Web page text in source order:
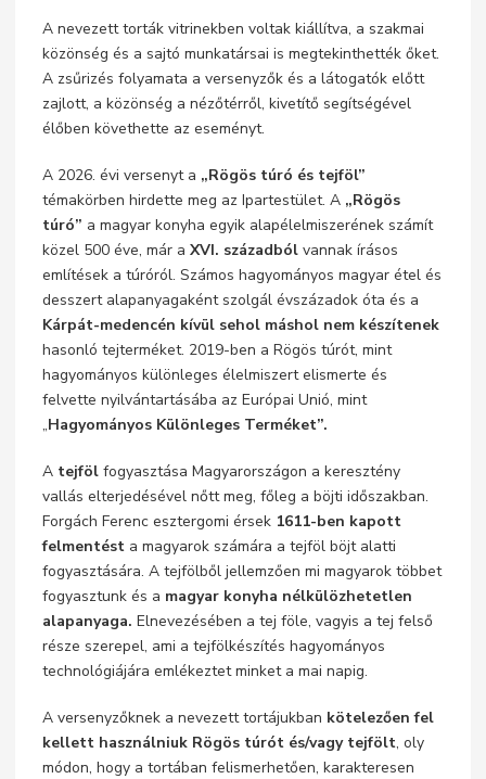
A nevezett torták vitrinekben voltak kiállítva, a szakmai
közönség és a sajtó munkatársai is megtekinthették őket.
A zsűrizés folyamata a versenyzők és a látogatók előtt
zajlott, a közönség a nézőtérről, kivetítő segítségével
élőben követhette az eseményt.
A 2026. évi versenyt a „Rögös túró és tejföl”
témakörben hirdette meg az Ipartestület. A „Rögös
túró” a magyar konyha egyik alapélelmiszerének számít
közel 500 éve, már aXVI. századból vannak írásos
említések a túróról. Számos hagyományos magyar étel és
desszert alapanyagaként szolgál évszázadok óta és a
Kárpát-medencén kívül sehol máshol nem készítenek
hasonló tejterméket. 2019-ben a Rögös túrót, mint
hagyományos különleges élelmiszert elismerte és
felvette nyilvántartásába az Európai Unió, mint
„Hagyományos Különleges Terméket”.
A tejföl fogyasztása Magyarországon a keresztény
vallás elterjedésével nőtt meg, főleg a böjti időszakban.
Forgách Ferenc esztergomi érsek 1611-ben kapott
felmentést a magyarok számára a tejföl böjt alatti
fogyasztására. A tejfölből jellemzően mi magyarok többet
fogyasztunk és a magyar konyha nélkülözhetetlen
alapanyaga. Elnevezésében a tej föle, vagyis a tej felső
része szerepel, ami a tejfölkészítés hagyományos
technológiájára emlékeztet minket a mai napig.
A versenyzőknek a nevezett tortájukban kötelezően fel
kellett használniuk Rögös túrót és/vagy tejfölt, oly
módon, hogy a tortában felismerhetően, karakteresen